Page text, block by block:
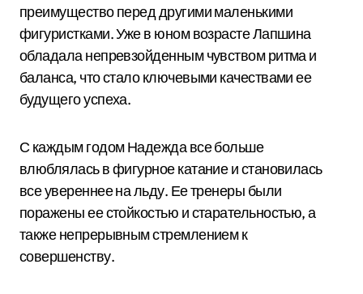
преимущество перед другими маленькими
фигуристками. Уже в юном возрасте Лапшина
обладала непревзойденным чувством ритма и
баланса, что стало ключевыми качествами ее
будущего успеха.
С каждым годом Надежда все больше
влюблялась в фигурное катание и становилась
все увереннее на льду. Ее тренеры были
поражены ее стойкостью и старательностью, а
также непрерывным стремлением к
совершенству.